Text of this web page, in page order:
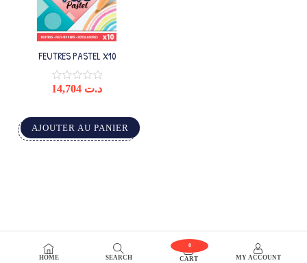
FEUTRES PASTEL X10
د.ت
AJOUTER AU PANIER
HOME SEARCH
0
CART MY ACCOUNT